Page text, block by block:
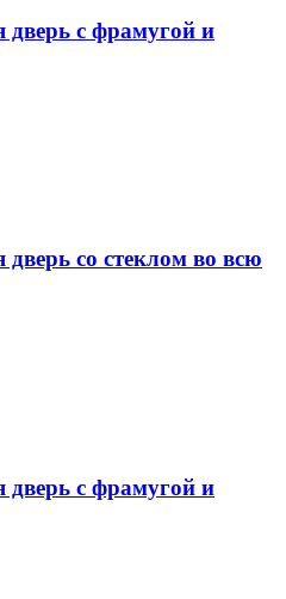
дверь с фрамугой и
со стеклом во всю
дверь с фрамугой и